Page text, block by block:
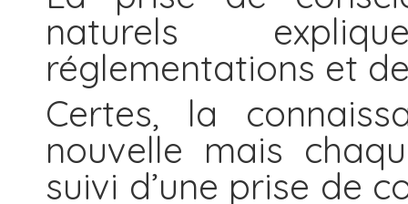
naturels
réglementations et
Certes, la
nouvelle mais
suivi d’une prise de